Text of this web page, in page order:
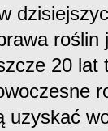
roślin
20 lat
uzyskać